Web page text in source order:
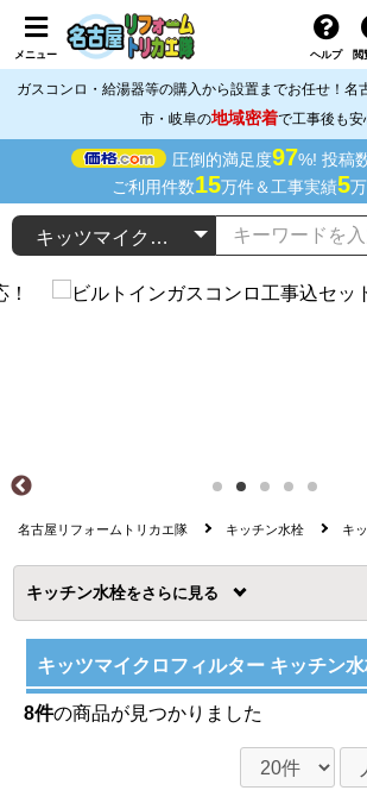
メニュー ヘルプ 閲
ガスコンロ・給湯器等の購入から設置までお任せ！名
市・岐阜の地域密着で工事後も安
圧倒的満足度97%! 投稿
ご利用件数15万件＆工事実績5
名古屋リフォームトリカエ隊 キッチン水栓 キ
キッチン水栓を
キッツマイクロフィルター キッチン
8件の商品が見つかりました